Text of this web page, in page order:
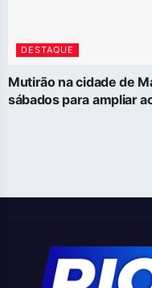
DESTAQUE
Mutirão na cidade de
sábados para ampliar